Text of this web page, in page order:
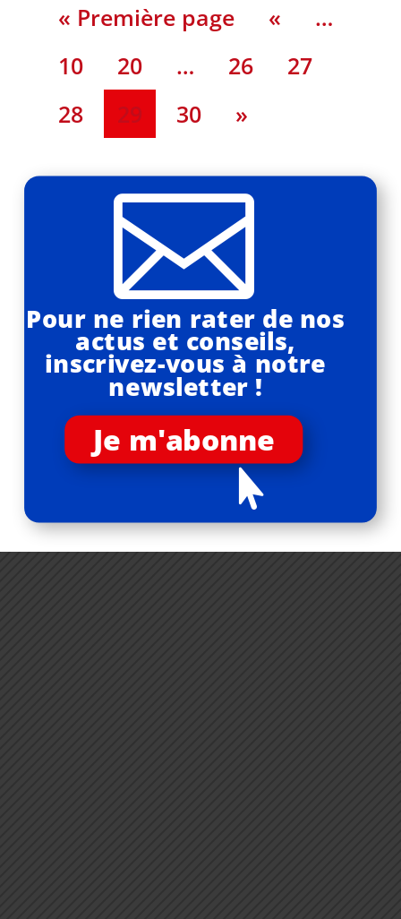
« Première page
«
…
10
20 … 26
27
28
29 30 »

Pour ne rien rater de nos
actus et conseils,
inscrivez-vous à notre
newsletter !
Je m'abonne
